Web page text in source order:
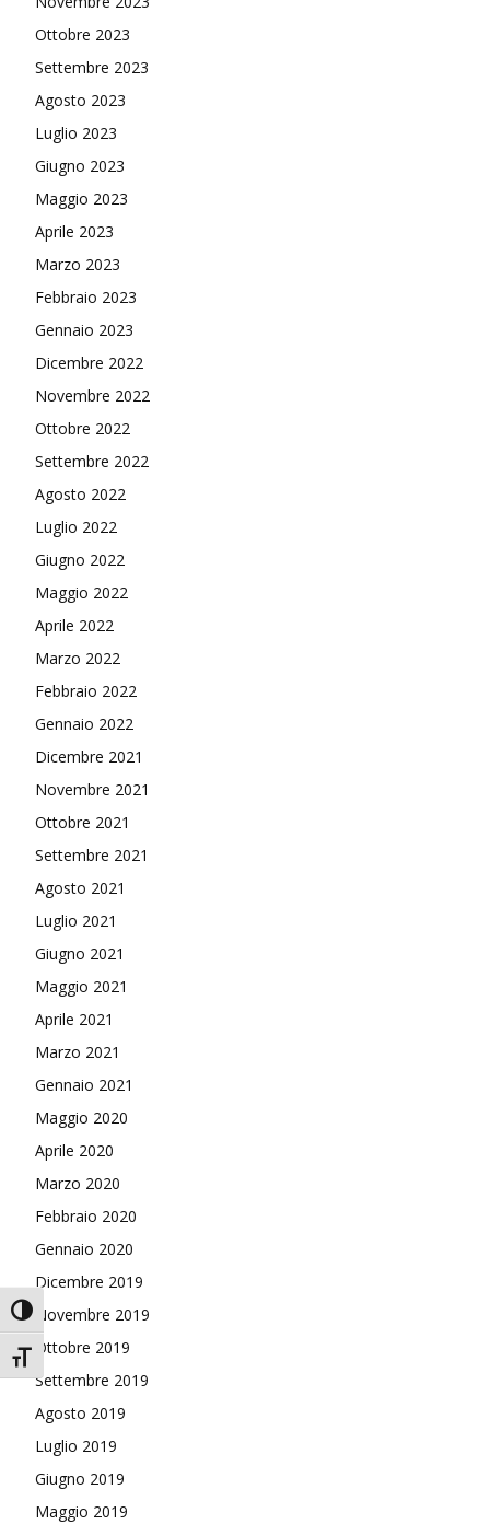
Attiva/disattiva alto contrasto
Attiva/disattiva dimensione testo
Ottobre 2023
Settembre 2023
Agosto 2023
Luglio 2023
Giugno 2023
Maggio 2023
Aprile 2023
Marzo 2023
Febbraio 2023
Gennaio 2023
Dicembre 2022
Novembre 2022
Ottobre 2022
Settembre 2022
Agosto 2022
Luglio 2022
Giugno 2022
Maggio 2022
Aprile 2022
Marzo 2022
Febbraio 2022
Gennaio 2022
Dicembre 2021
Novembre 2021
Ottobre 2021
Settembre 2021
Agosto 2021
Luglio 2021
Giugno 2021
Maggio 2021
Aprile 2021
Marzo 2021
Gennaio 2021
Maggio 2020
Aprile 2020
Marzo 2020
Febbraio 2020
Gennaio 2020
Dicembre 2019
Novembre 2019
Ottobre 2019
Settembre 2019
Agosto 2019
Luglio 2019
Giugno 2019
Maggio 2019